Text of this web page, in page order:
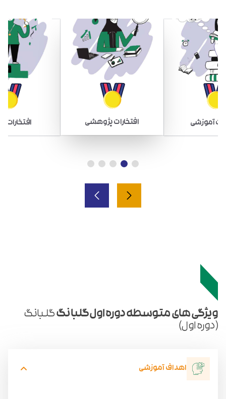
آموزشی افتخارات پژوهشی افتخارات
ویژگی های متوسطه دوره اول گلبانگگلبانگ
(دوره اول)
اهداف آموزشی